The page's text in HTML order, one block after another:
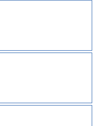
برنامج
قائمة